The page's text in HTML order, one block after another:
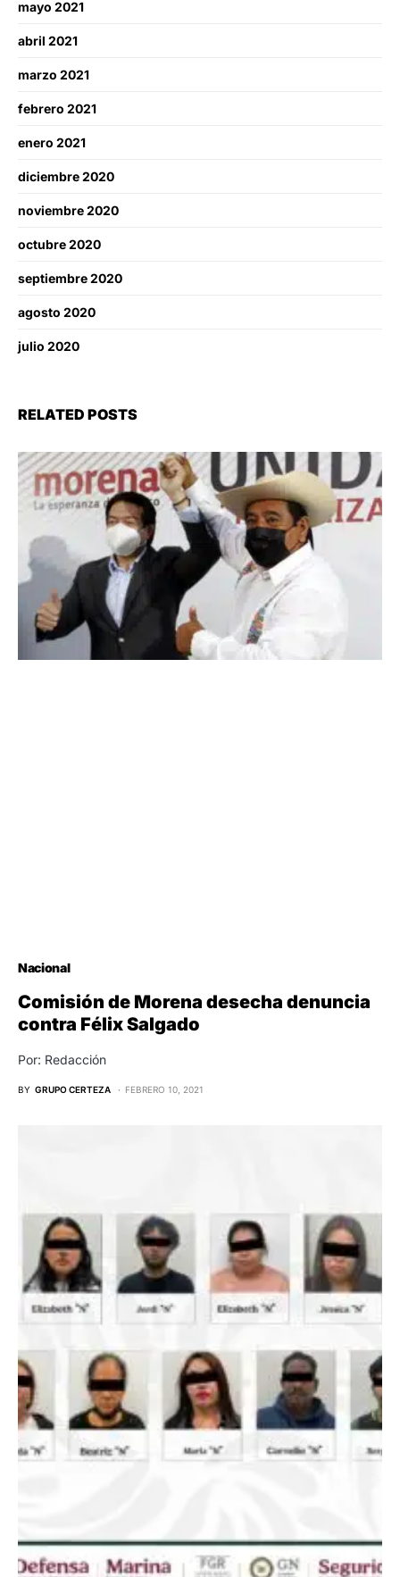
mayo 2021
abril 2021
marzo 2021
febrero 2021
enero 2021
diciembre 2020
noviembre 2020
octubre 2020
septiembre 2020
agosto 2020
julio 2020
RELATED POSTS
Nacional
Comisión de Morena desecha denuncia
contra Félix Salgado
Por: Redacción
BY GRUPO CERTEZA FEBRERO 10, 2021